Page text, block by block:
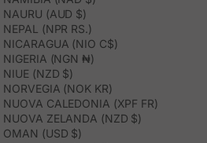
NAURU (AUD $)
NEPAL (NPR RS.)
NICARAGUA (NIO C$)
NIGERIA (NGN ₦)
NIUE (NZD $)
NORVEGIA (NOK KR)
NUOVA CALEDONIA (XPF FR)
NUOVA ZELANDA (NZD $)
OMAN (USD $)